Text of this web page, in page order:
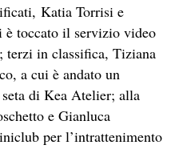
Katia Torrisi e
è toccato il servizio video
in classifica, Tiziana
a cui è andato un
di Kea Atelier; alla
e Gianluca
per l’intrattenimento